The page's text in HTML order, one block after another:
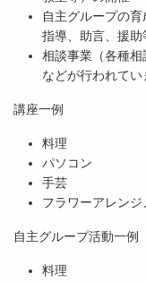
自主グループの
指導、助言、援助
相談事業（各種相
などが行われてい
講座一例
料理
パソコン
手芸
フラワーアレンジ
自主グループ活動一例
料理